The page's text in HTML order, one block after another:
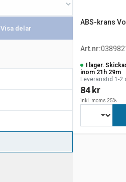
Visa delar
ABS-krans
Art.nr:
I lager.
inom 21h 29m
Leveranstid 1-2
84 kr
inkl. moms 25%